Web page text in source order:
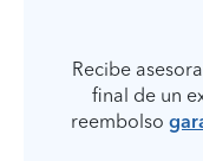
Recibe
final de un
reembolso